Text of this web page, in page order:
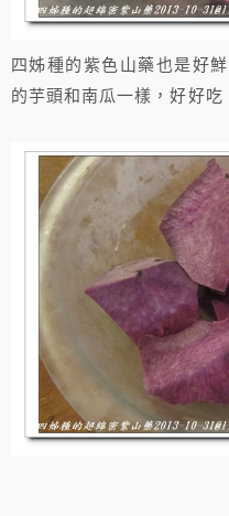
四姊種的紫色山藥也是好
的芋頭和南瓜一樣，好好吃